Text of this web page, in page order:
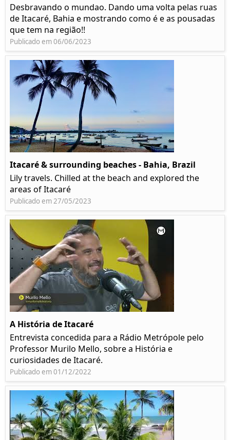
Desbravando o mundao. Dando uma volta pelas ruas
de Itacaré, Bahia e mostrando como é e as pousadas
que tem na região!!
Publicado em 06/06/2023
Itacaré & surrounding beaches - Bahia, Brazil
Lily travels. Chilled at the beach and explored the
areas of Itacaré
Publicado em 27/05/2023
A História de Itacaré
Entrevista concedida para a Rádio Metrópole pelo
Professor Murilo Mello, sobre a História e
curiosidades de Itacaré.
Publicado em 01/12/2022